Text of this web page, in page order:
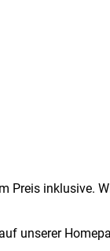
Preis inklusive.
unserer